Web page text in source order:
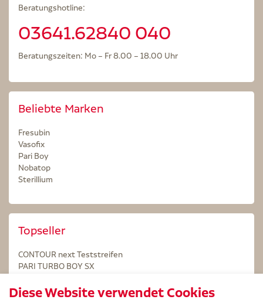
Beratungshotline:
03641.62840 040
Beratungszeiten: Mo – Fr 8.00 – 18.00 Uhr
Beliebte Marken
Fresubin
Vasofix
Pari Boy
Nobatop
Sterillium
Topseller
CONTOUR next Teststreifen
PARI TURBO BOY SX
Kintex Kinesiologie Tape blau
Diese Website verwendet Cookies